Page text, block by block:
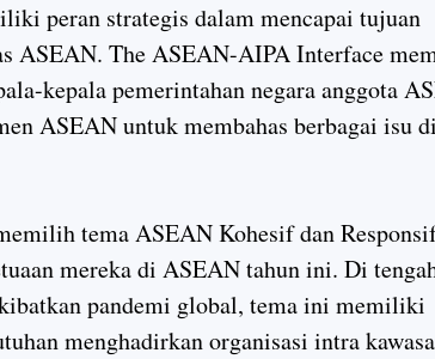
peran strategis dalam mencapai tujuan
ASEAN. The ASEAN-AIPA Interface
kepala pemerintahan negara anggota
ASEAN untuk membahas berbagai isu
tema ASEAN Kohesif dan
mereka di ASEAN tahun ini. Di
pandemi global, tema ini memiliki
menghadirkan organisasi intra